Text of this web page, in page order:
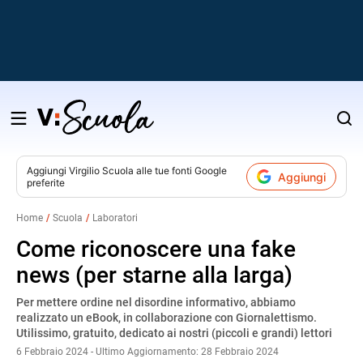
Salta
contenuto
Aggiungi Virgilio Scuola alle tue fonti Google
preferite
Aggiungi
Home Scuola Laboratori
Come riconoscere una fake
news (per starne alla larga)
Per mettere ordine nel disordine informativo, abbiamo
realizzato un eBook, in collaborazione con Giornalettismo.
Utilissimo, gratuito, dedicato ai nostri (piccoli e grandi) lettori
6 Febbraio 2024 - Ultimo Aggiornamento: 28 Febbraio 2024